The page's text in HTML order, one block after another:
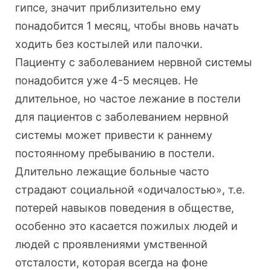
гипсе, значит приблизительно ему
понадобится 1 месяц, чтобы вновь начать
ходить без костылей или палочки.
Пациенту с заболеванием нервной системы
понадобится уже 4-5 месяцев. Не
длительное, но частое лежание в постели
для пациентов с заболеванием нервной
системы может привести к раннему
постоянному пребыванию в постели.
Длительно лежащие больные часто
страдают социальной «одичалостью», т.е.
потерей навыков поведения в обществе,
особенно это касается пожилых людей и
людей с проявлениями умственной
отсталости, которая всегда на фоне